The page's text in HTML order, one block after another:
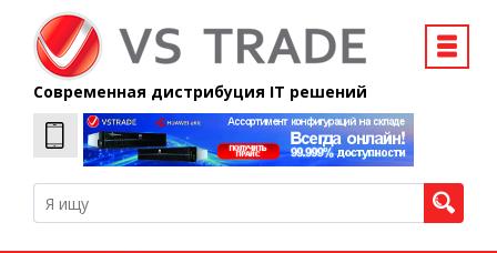
Современная дистрибуция IT решений